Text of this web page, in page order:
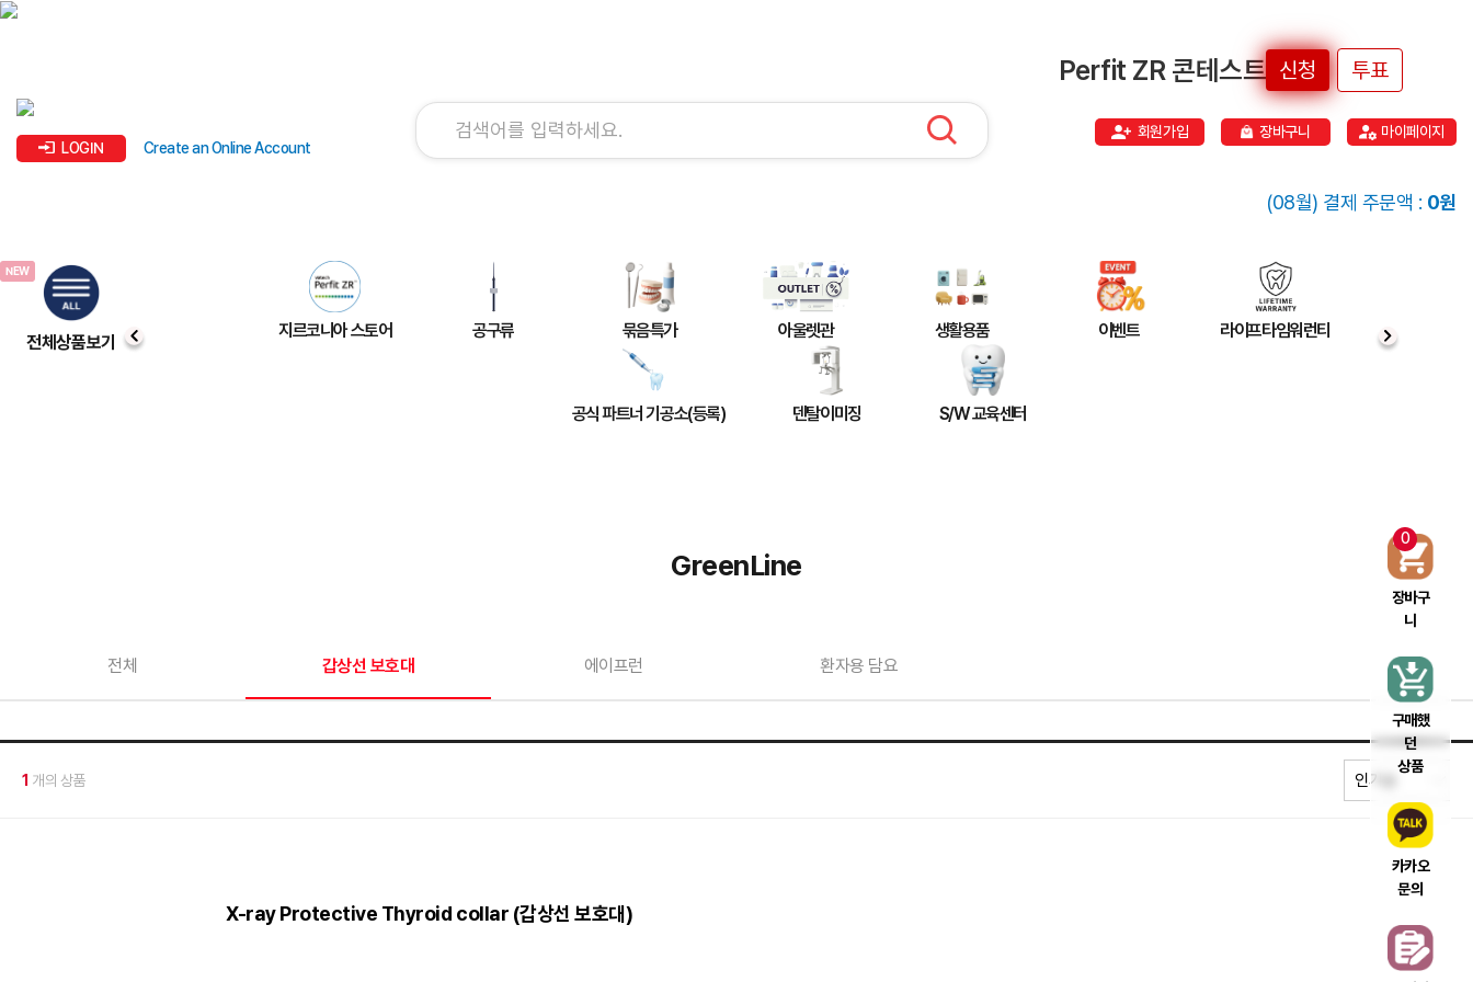
LOGIN Create an Online Account
Perfit ZR 콘테스트 신청 투표
회원가입 장바구니 마이페이지
(08월) 결제 주문액 : 0원
전체상품보기
지르코니아 스토어 공구류 묶음특가 아울렛관 생활용품 이벤트 라이프타임워런티
공식 파트너 기공소(등록) 덴탈이미징 S/W 교육센터
GreenLine
전체 갑상선 보호대 에이프런 환자용 담요
1 개의 상품
X-ray Protective Thyroid collar (갑상선 보호대)
0
장바구
니
구매했
던
상품
카카오
문의